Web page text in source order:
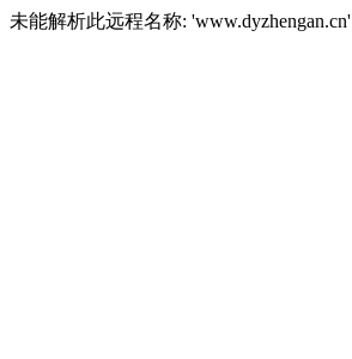
未能解析此远程名称: 'www.dyzhengan.cn'